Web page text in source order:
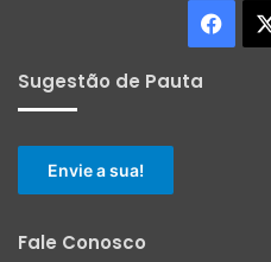
Sugestão de Pauta
Envie a sua!
Fale Conosco